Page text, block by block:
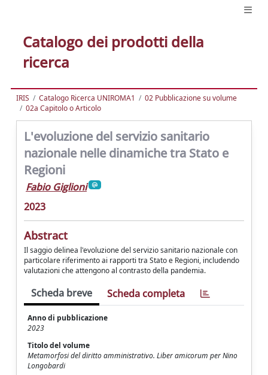
Catalogo dei prodotti della
ricerca
IRIS Catalogo Ricerca UNIROMA1
02 Pubblicazione su volume
02a Capitolo o Articolo
L'evoluzione del servizio sanitario
nazionale nelle dinamiche tra Stato e
Regioni
Fabio Giglioni
2023
Abstract
Il saggio delinea l'evoluzione del servizio sanitario nazionale con
particolare riferimento ai rapporti tra Stato e Regioni, includendo
valutazioni che attengono al contrasto della pandemia.
Scheda breve Scheda completa
Anno di pubblicazione
2023
Titolo del volume
Metamorfosi del diritto amministrativo. Liber amicorum per Nino
Longobardi